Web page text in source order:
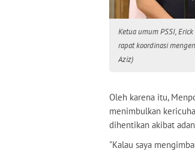
Ketua umum PSSI,
rapat koordinasi
Aziz)
Oleh karena itu,
menimbulkan
dihentikan akibat
"Kalau saya